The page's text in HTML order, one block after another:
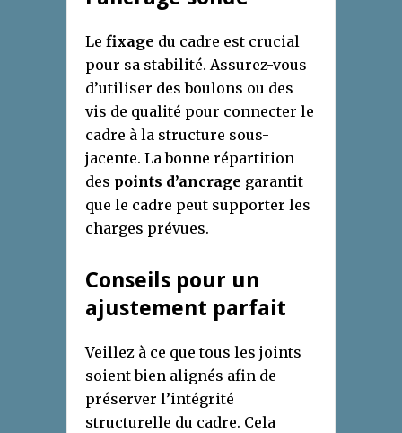
Le fixage du cadre est crucial
pour sa stabilité. Assurez-vous
d’utiliser des boulons ou des
vis de qualité pour connecter le
cadre à la structure sous-
jacente. La bonne répartition
des points d’ancrage garantit
que le cadre peut supporter les
charges prévues.
Conseils pour un
ajustement parfait
Veillez à ce que tous les joints
soient bien alignés afin de
préserver l’intégrité
structurelle du cadre. Cela